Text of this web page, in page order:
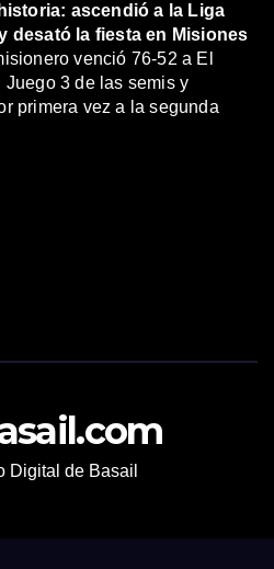
ascendió a la Liga
desató la fiesta en Misiones
venció 76-52 a El
Juego 3 de las semis y
primera vez a la segunda
Digital de Basail